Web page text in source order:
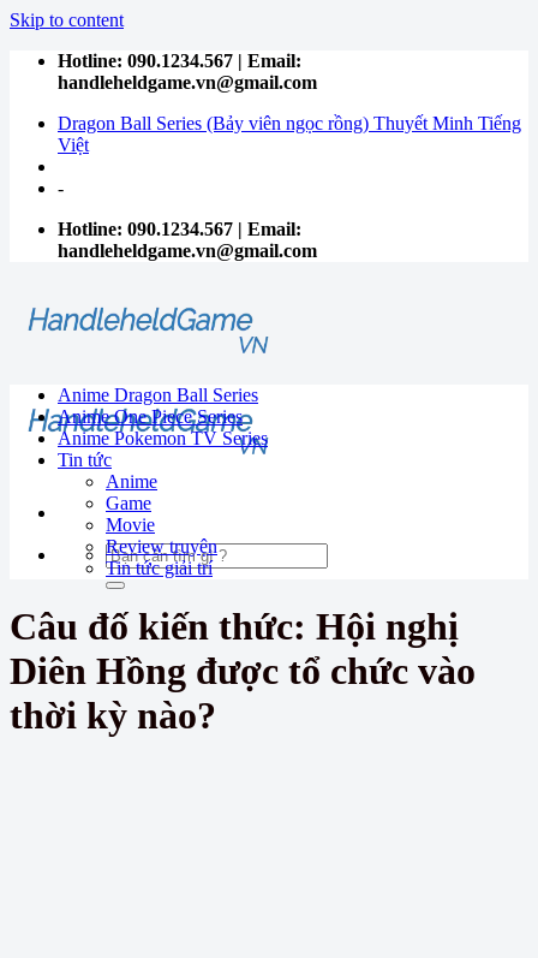
Skip to content
Hotline: 090.1234.567 | Email:
handleheldgame.vn@gmail.com
Dragon Ball Series (Bảy viên ngọc rồng) Thuyết Minh Tiếng
Việt
-
Hotline: 090.1234.567 | Email:
handleheldgame.vn@gmail.com
Anime Dragon Ball Series
Anime One Piece Series
Anime Pokemon TV Series
Tin tức
Anime
Game
Movie
Review truyện
Tin tức giải trí
Câu đố kiến thức: Hội nghị
Diên Hồng được tổ chức vào
thời kỳ nào?